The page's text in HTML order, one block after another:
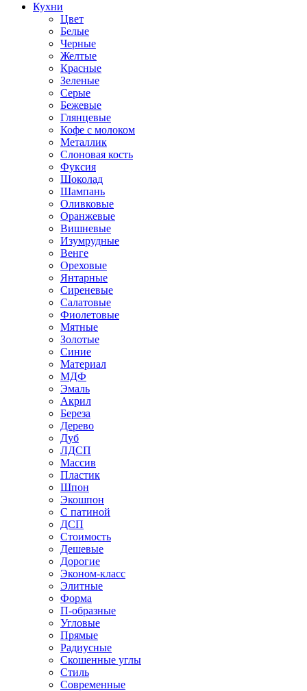
Кухни
Цвет
Белые
Черные
Желтые
Красные
Зеленые
Серые
Бежевые
Глянцевые
Кофе с молоком
Металлик
Слоновая кость
Фуксия
Шоколад
Шампань
Оливковые
Оранжевые
Вишневые
Изумрудные
Венге
Ореховые
Янтарные
Сиреневые
Салатовые
Фиолетовые
Мятные
Золотые
Синие
Материал
МДФ
Эмаль
Акрил
Береза
Дерево
Дуб
ЛДСП
Массив
Пластик
Шпон
Экошпон
С патиной
ДСП
Стоимость
Дешевые
Дорогие
Эконом-класс
Элитные
Форма
П-образные
Угловые
Прямые
Радиусные
Скошенные углы
Стиль
Современные